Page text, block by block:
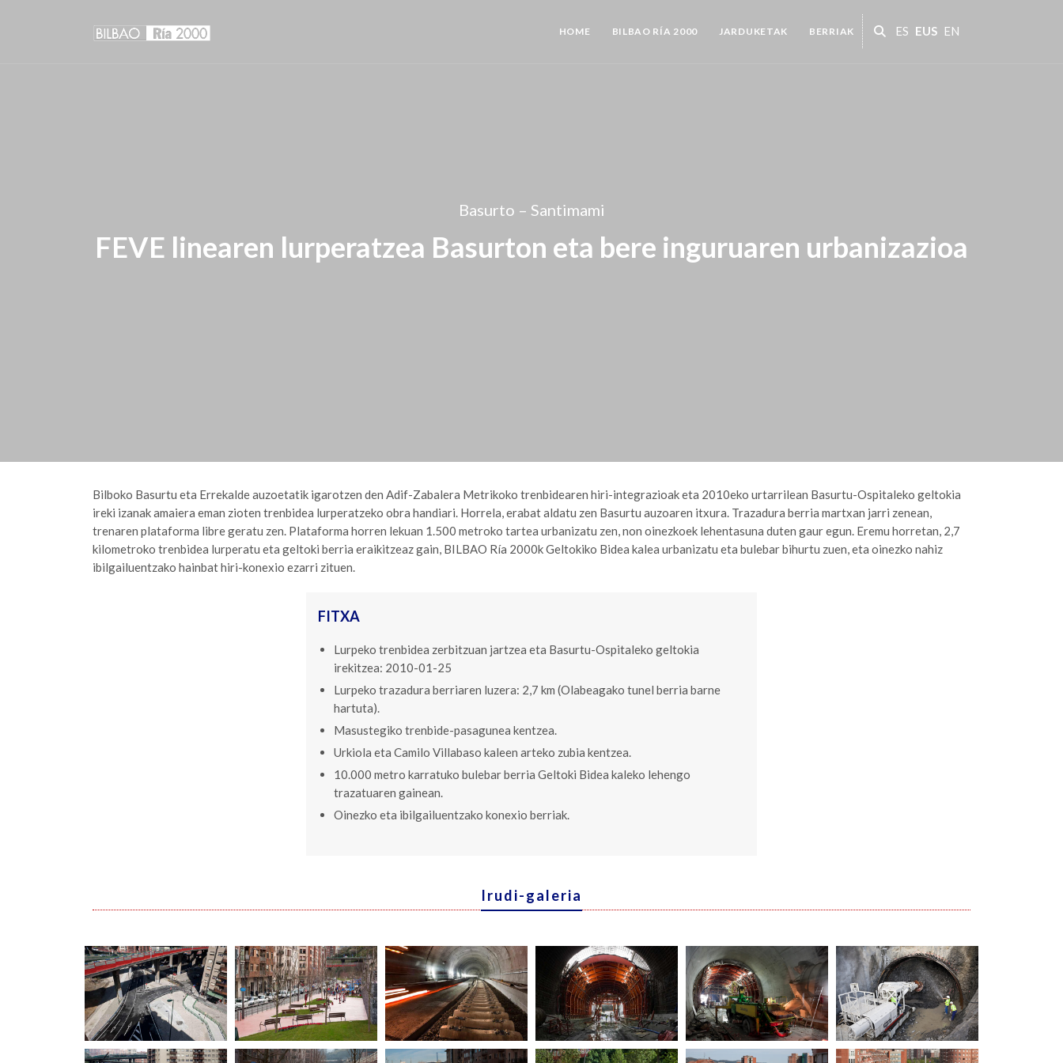
HOME BILBAO RÍA 2000 JARDUKETAK BERRIAK ES EUS EN
Basurto – Santimami
FEVE linearen lurperatzea Basurton eta bere inguruaren urbanizazioa
Bilboko Basurtu eta Errekalde auzoetatik igarotzen den Adif-Zabalera Metrikoko trenbidearen hiri-integrazioak eta 2010eko urtarrilean Basurtu-Ospitaleko geltokia
ireki izanak amaiera eman zioten trenbidea lurperatzeko obra handiari. Horrela, erabat aldatu zen Basurtu auzoaren itxura. Trazadura berria martxan jarri zenean,
trenaren plataforma libre geratu zen. Plataforma horren lekuan 1.500 metroko tartea urbanizatu zen, non oinezkoek lehentasuna duten gaur egun. Eremu horretan, 2,7
kilometroko trenbidea lurperatu eta geltoki berria eraikitzeaz gain, BILBAO Ría 2000k Geltokiko Bidea kalea urbanizatu eta bulebar bihurtu zuen, eta oinezko nahiz
ibilgailuentzako hainbat hiri-konexio ezarri zituen.
FITXA
Lurpeko trenbidea zerbitzuan jartzea eta Basurtu-Ospitaleko geltokia
irekitzea: 2010-01-25
Lurpeko trazadura berriaren luzera: 2,7 km (Olabeagako tunel berria barne
hartuta).
Masustegiko trenbide-pasagunea kentzea.
Urkiola eta Camilo Villabaso kaleen arteko zubia kentzea.
10.000 metro karratuko bulebar berria Geltoki Bidea kaleko lehengo
trazatuaren gainean.
Oinezko eta ibilgailuentzako konexio berriak.
Irudi-galeria